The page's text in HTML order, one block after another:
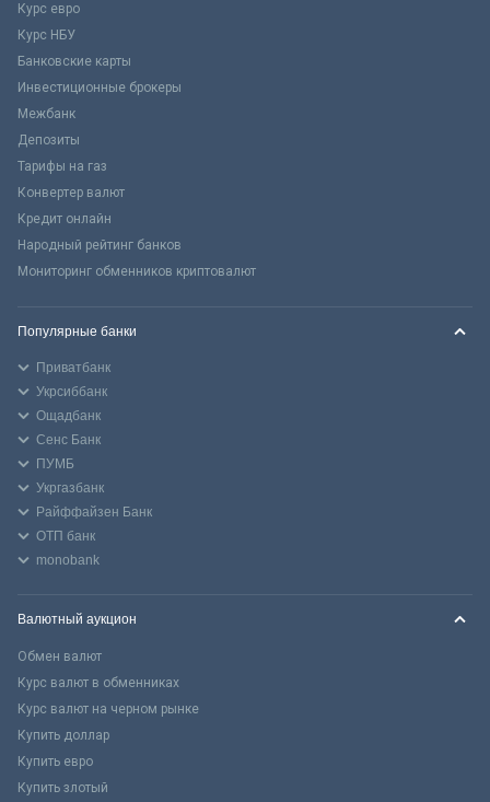
Курс евро
Курс НБУ
Банковские карты
Инвестиционные брокеры
Межбанк
Депозиты
Тарифы на газ
Конвертер валют
Кредит онлайн
Народный рейтинг банков
Мониторинг обменников криптовалют
Популярные банки
Приватбанк
Укрсиббанк
Ощадбанк
Сенс Банк
ПУМБ
Укргазбанк
Райффайзен Банк
ОТП банк
monobank
Валютный аукцион
Обмен валют
Курс валют в обменниках
Курс валют на черном рынке
Купить доллар
Купить евро
Купить злотый